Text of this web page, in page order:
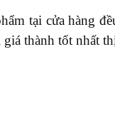
tại cửa hàng
thành tốt nhất